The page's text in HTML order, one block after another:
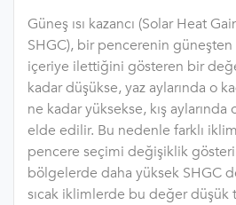
Güneş ısı kazancı (Solar Heat
SHGC), bir pencerenin güneşten
içeriye ilettiğini gösteren bir
kadar düşükse, yaz aylarında o
ne kadar yüksekse, kış aylarında
elde edilir. Bu nedenle farklı
pencere seçimi değişiklik
bölgelerde daha yüksek SHGC
sıcak iklimlerde bu değer düşük